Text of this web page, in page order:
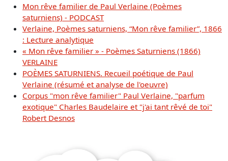
Mon rêve familier de Paul Verlaine (Poèmes
saturniens) - PODCAST
Verlaine, Poèmes saturniens, “Mon rêve familier”, 1866
: Lecture analytique
« Mon rêve familier » - Poèmes Saturniens (1866)
VERLAINE
POÈMES SATURNIENS. Recueil poétique de Paul
Verlaine (résumé et analyse de l'oeuvre)
Corpus "mon rêve familier" Paul Verlaine, "parfum
exotique" Charles Baudelaire et "j'ai tant rêvé de toi"
Robert Desnos